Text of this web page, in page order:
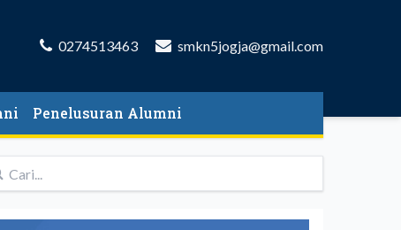
0274513463 smkn5jogja@gmail.com
Penelusuran Alumni